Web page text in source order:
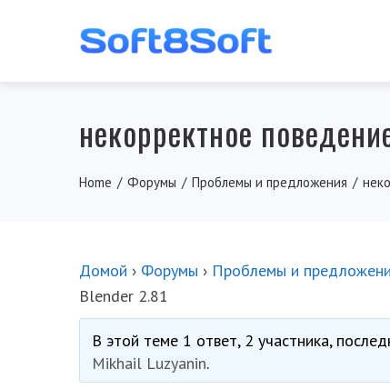
некорректное
Home Форумы Проблемы и предложения
Домой › Форумы › Проблемы и
Blender 2.81
В этой теме 1 ответ, 2 участника,
Mikhail Luzyanin.